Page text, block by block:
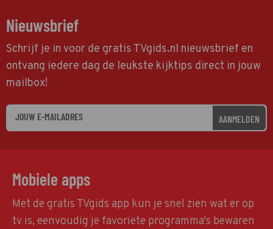
Nieuwsbrief
Schrijf je in voor de gratis TVgids.nl nieuwsbrief en
ontvang iedere dag de leukste kijktips direct in jouw
mailbox!
AANMELDEN
Mobiele apps
Met de gratis TVgids app kun je snel zien wat er op
tv is, eenvoudig je favoriete programma's bewaren